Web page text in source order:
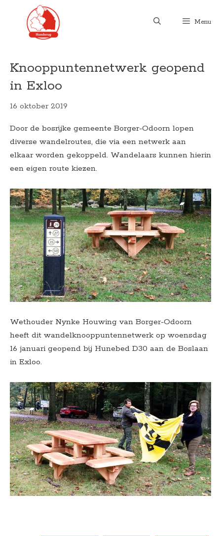
Menu
Knooppuntennetwerk geopend
in Exloo
16 oktober 2019
Door de bosrijke gemeente Borger-Odoorn lopen
diverse wandelroutes, die via een netwerk aan
elkaar worden gekoppeld. Wandelaars kunnen hierin
een eigen route kiezen.
Wethouder Nynke Houwing van Borger-Odoorn
heeft dit wandelknooppuntennetwerk op woensdag
16 januari geopend bij Hunebed D30 aan de Boslaan
in Exloo.